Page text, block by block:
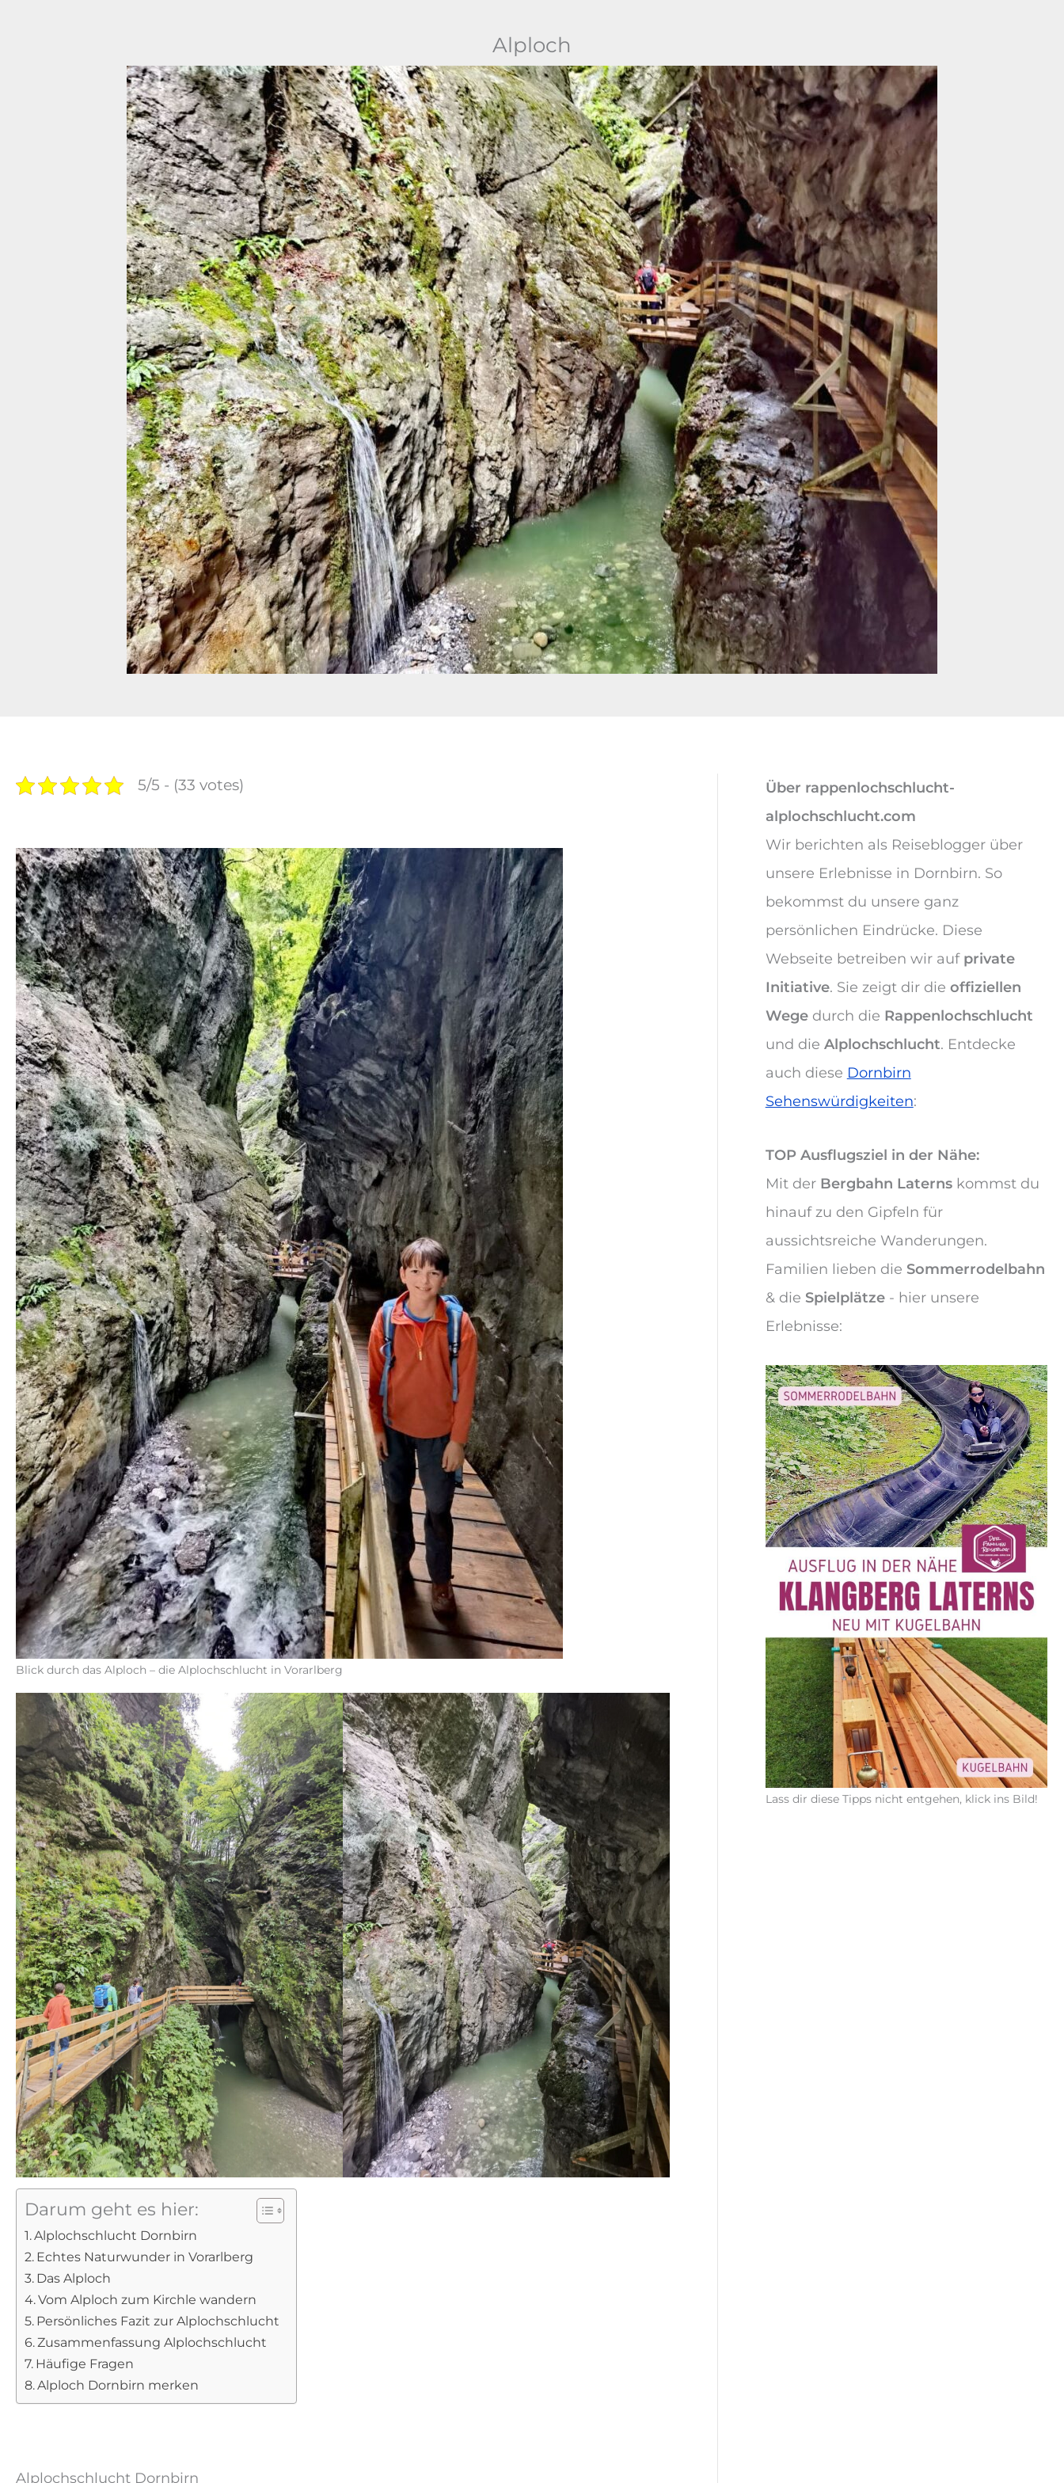
Alploch
5/5 - (33 votes)
Blick durch das Alploch – die Alplochschlucht in Vorarlberg
Darum geht es hier:
Alplochschlucht Dornbirn
Echtes Naturwunder in Vorarlberg
Das Alploch
Vom Alploch zum Kirchle wandern
Persönliches Fazit zur Alplochschlucht
Zusammenfassung Alplochschlucht
Häufige Fragen
Alploch Dornbirn merken
Alplochschlucht Dornbirn
Über rappenlochschlucht-
alplochschlucht.com
Wir berichten als Reiseblogger über
unsere Erlebnisse in Dornbirn. So
bekommst du unsere ganz
persönlichen Eindrücke. Diese
Webseite betreiben wir auf private
Initiative. Sie zeigt dir die offiziellen
Wege durch die Rappenlochschlucht
und die Alplochschlucht. Entdecke
auch diese Dornbirn
Sehenswürdigkeiten:
TOP Ausflugsziel in der Nähe:
Mit der Bergbahn Laternskommst du
hinauf zu den Gipfeln für
aussichtsreiche Wanderungen.
Familien lieben die Sommerrodelbahn
& die Spielplätze- hier unsere
Erlebnisse:
Lass dir diese Tipps nicht entgehen, klick ins Bild!